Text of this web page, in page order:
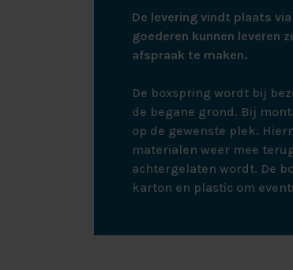
200
De
snel
De levering vindt plaats
goederen kunnen leveren
afspraak te maken.
De boxspring wordt bij
de begane grond. Bij
op de gewenste plek.
materialen weer mee
achtergelaten wordt. De
karton en plastic om